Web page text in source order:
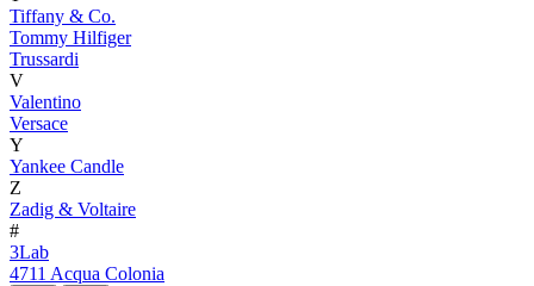
Tiffany & Co.
Tommy Hilfiger
Trussardi
V
Valentino
Versace
Y
Yankee Candle
Z
Zadig & Voltaire
#
3Lab
4711 Acqua Colonia